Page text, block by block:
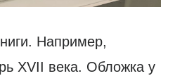
Например,
XVII века. Обложка у